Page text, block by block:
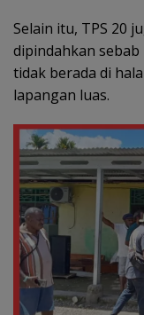
Selain itu, TPS 20
dipindahkan
tidak berada di
lapangan luas.